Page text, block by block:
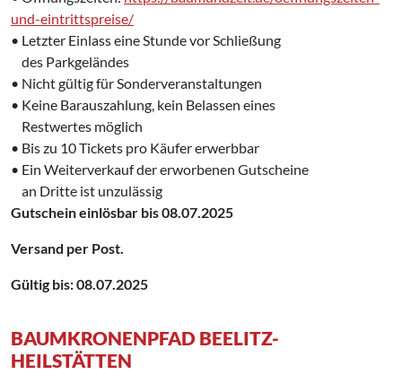
und-eintrittspreise/
• Letzter Einlass eine Stunde vor Schließung
‌ des Parkgeländes
• Nicht gültig für Sonderveranstaltungen
• Keine Barauszahlung, kein Belassen eines
‌ Restwertes möglich
• Bis zu 10 Tickets pro Käufer erwerbbar
• Ein Weiterverkauf der erworbenen Gutscheine
‌ an Dritte ist unzulässig
Gutschein einlösbar bis 08.07.2025
Versand per Post.
Gültig bis: 08.07.2025
BAUMKRONENPFAD BEELITZ-
HEILSTÄTTEN